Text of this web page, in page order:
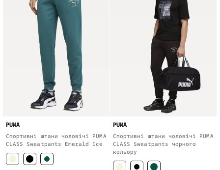
PUMA
Спортивні штани чоловічі PUMA
CLASS Sweatpants Emerald Ice
PUMA
Спортивні штани чоловічі PUMA
CLASS Sweatpants чорного
кольору